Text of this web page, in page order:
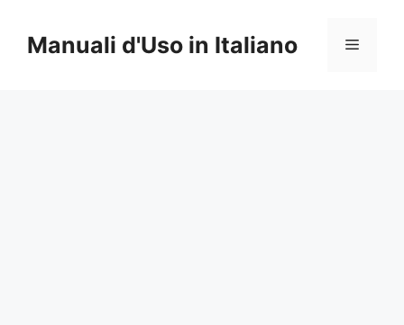
contenuto
Manuali d'Uso in Italiano Menu